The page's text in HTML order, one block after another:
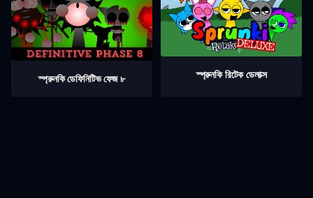
স্প্রুনকি ডেফিনিটিভ ফেজ ৮ স্প্রুনকি রিটেক ডেলাক্স